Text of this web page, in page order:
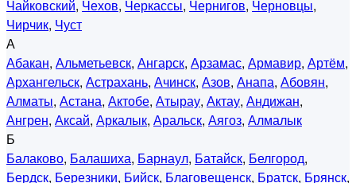
Чайковский, Чехов, Черкассы, Чернигов, Черновцы,
Чирчик, Чуст
А
Абакан, Альметьевск, Ангарск, Арзамас, Армавир, Артём,
Архангельск, Астрахань, Ачинск, Азов, Анапа, Абовян,
Алматы, Астана, Актобе, Атырау, Актау, Андижан,
Ангрен, Аксай, Аркалык, Аральск, Аягоз, Алмалык
Б
Балаково, Балашиха, Барнаул, Батайск, Белгород,
Бердск, Березники, Бийск, Благовещенск, Братск, Брянск,